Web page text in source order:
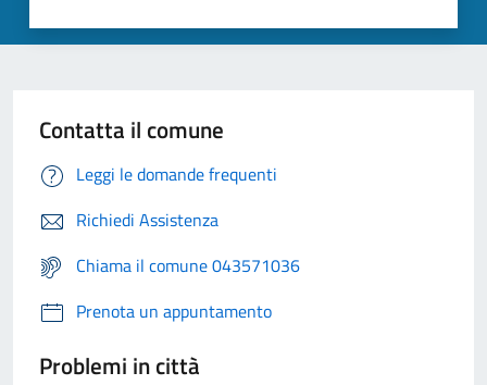
Contatta il comune
Leggi le domande frequenti
Richiedi Assistenza
Chiama il comune 043571036
Prenota un appuntamento
Problemi in città